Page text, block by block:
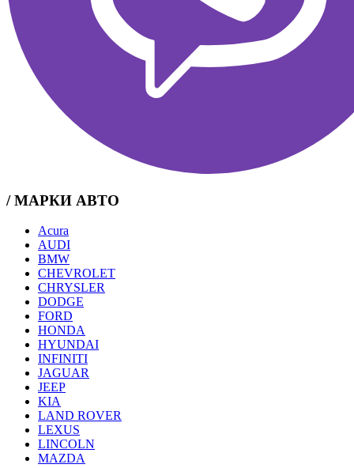
/ МАРКИ АВТО
Acura
AUDI
BMW
CHEVROLET
CHRYSLER
DODGE
FORD
HONDA
HYUNDAI
INFINITI
JAGUAR
JEEP
KIA
LAND ROVER
LEXUS
LINCOLN
MAZDA